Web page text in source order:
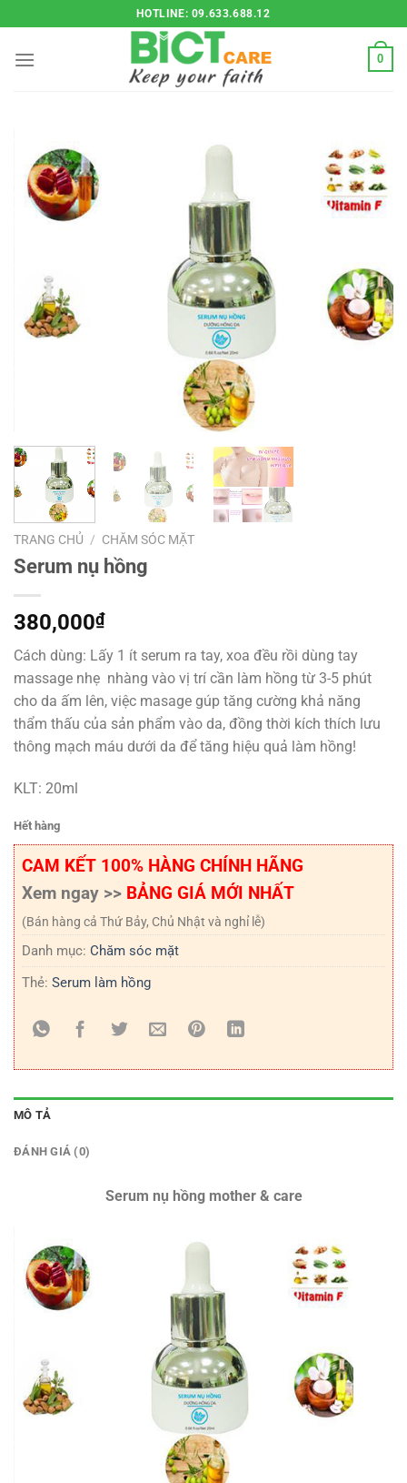
qua
nội
HOTLINE: 09.633.688.12
0
TRANG CHỦ / CHĂM SÓC MẶT
Serum nụ hồng
380,000₫
Cách dùng: Lấy 1 ít serum ra tay, xoa đều rồi dùng tay
massage nhẹ nhàng vào vị trí cần làm hồng từ 3-5 phút
cho da ấm lên, việc masage gúp tăng cường khả năng
thẩm thấu của sản phẩm vào da, đồng thời kích thích lưu
thông mạch máu dưới da để tăng hiệu quả làm hồng!
KLT: 20ml
Hết hàng
CAM KẾT 100% HÀNG CHÍNH HÃNG
Xem ngay >> BẢNG GIÁ MỚI NHẤT
(Bán hàng cả Thứ Bảy, Chủ Nhật và nghỉ lễ)
Danh mục: Chăm sóc mặt
Thẻ: Serum làm hồng
MÔ TẢ
ĐÁNH GIÁ (0)
Serum nụ hồng mother & care